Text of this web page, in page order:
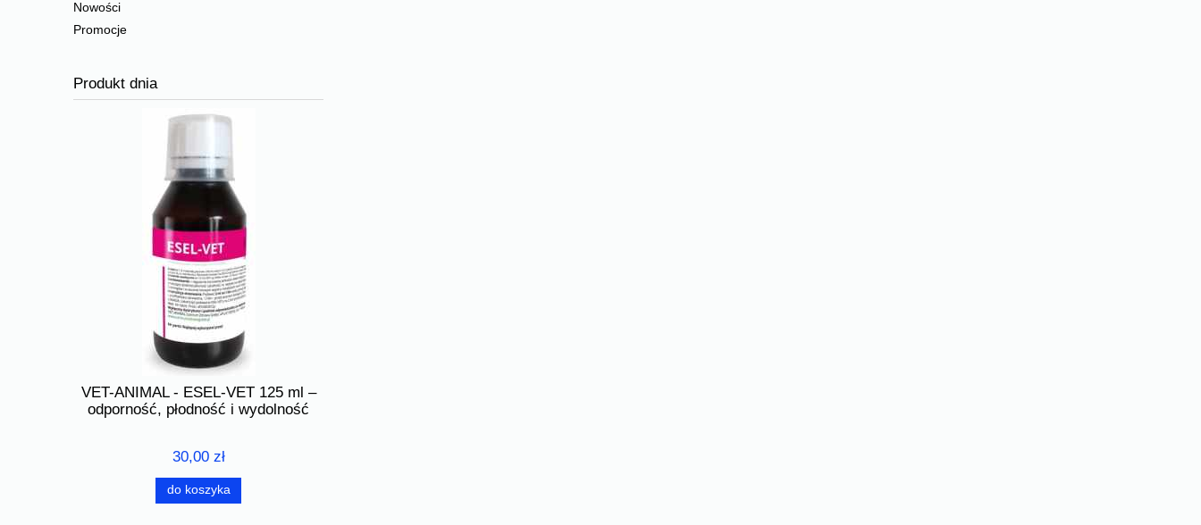
Nowości
Promocje
Produkt dnia
VET-ANIMAL - ESEL-VET 125 ml –
odporność, płodność i wydolność
30,00 zł
do koszyka